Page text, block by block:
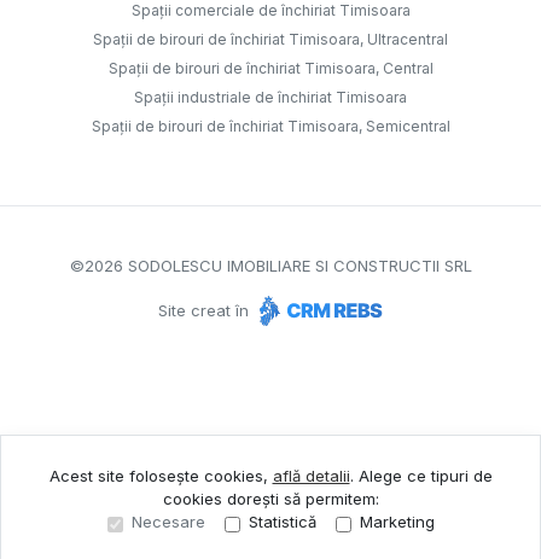
Spații comerciale de închiriat Timisoara
Spații de birouri de închiriat Timisoara, Ultracentral
Spații de birouri de închiriat Timisoara, Central
Spații industriale de închiriat Timisoara
Spații de birouri de închiriat Timisoara, Semicentral
©2026 SODOLESCU IMOBILIARE SI CONSTRUCTII SRL
Site creat în
Acest site folosește cookies, află detalii. Alege ce tipuri de
cookies dorești să permitem:
Necesare
Statistică Marketing